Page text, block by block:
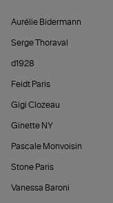
Aurélie Bidermann
Serge Thoraval
d1928
Feidt Paris
Gigi Clozeau
Ginette NY
Pascale Monvoisin
Stone Paris
Vanessa Baroni